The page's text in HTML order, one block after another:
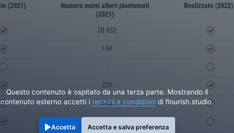
Questo contenuto è ospitato da una terza parte. Mostrando il
contenuto esterno accetti i termini e condizioni di flourish.studio.
Accetta Accetta e salva preferenza